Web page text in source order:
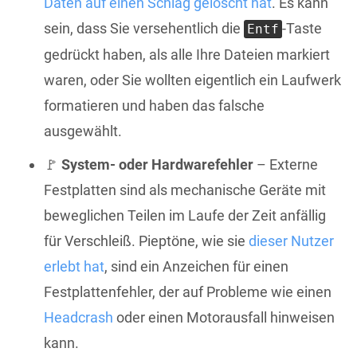
sein, dass Sie versehentlich die Entf -Taste
gedrückt haben, als alle Ihre Dateien markiert
waren, oder Sie wollten eigentlich ein Laufwerk
formatieren und haben das falsche
ausgewählt.
🚩 System- oder Hardwarefehler – Externe
Festplatten sind als mechanische Geräte mit
beweglichen Teilen im Laufe der Zeit anfällig
für Verschleiß. Pieptöne, wie sie dieser Nutzer
erlebt hat, sind ein Anzeichen für einen
Festplattenfehler, der auf Probleme wie einen
Headcrash oder einen Motorausfall hinweisen
kann.